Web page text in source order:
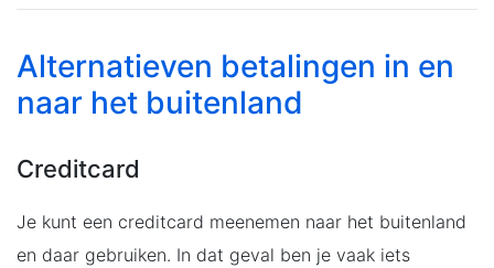
Alternatieven betalingen in en
naar het buitenland
Creditcard
Je kunt een creditcard meenemen naar het buitenland
en daar gebruiken. In dat geval ben je vaak iets